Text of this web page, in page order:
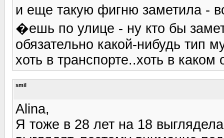
и еще такую фигню заметила -
�ешь по улице - ну кто бы
обязательно какой-нибудь тип
хоть в транспорте..хоть в
smil
Alina,
Я тоже в 28 лет на 18